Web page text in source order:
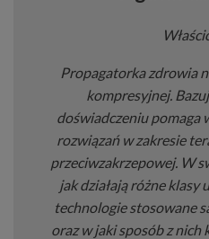
Propagatorka zdrowia
kompresyjnej.
doświadczeniu pomaga
rozwiązań w zakresie
przeciwzakrzepowej. W
jak działają różne klasy
technologie stosowane
oraz w jaki sposób z nich